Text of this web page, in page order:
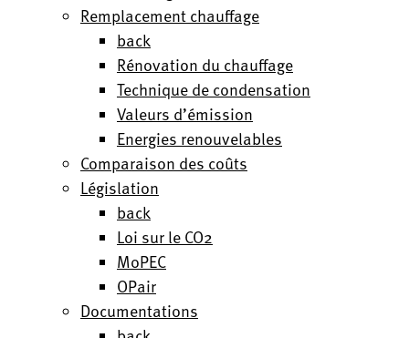
Remplacement chauffage
back
Rénovation du chauffage
Technique de condensation
Valeurs d’émission
Energies renouvelables
Comparaison des coûts
Législation
back
Loi sur le CO2
MoPEC
OPair
Documentations